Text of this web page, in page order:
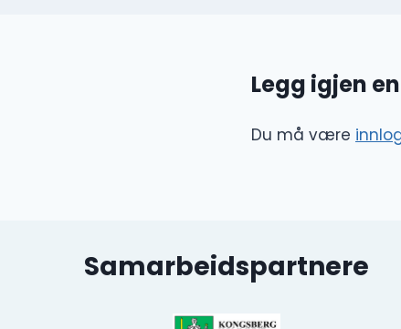
Legg igjen
Du må være
Samarbeidspartnere